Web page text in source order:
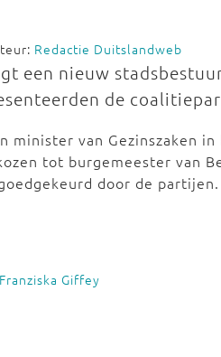
Redactie Duitslandweb
een nieuw
de
minister van Gezinszaken
tot burgemeester van
door de partijen.
Franziska Giffey